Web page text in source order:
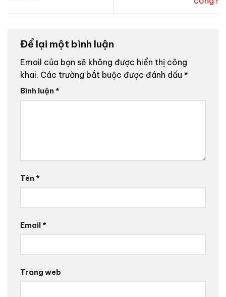
Để lại một bình luận
Email của bạn sẽ không được hiển thị công
khai. Các trường bắt buộc được đánh dấu *
Bình luận *
Tên *
Email*
Trang web